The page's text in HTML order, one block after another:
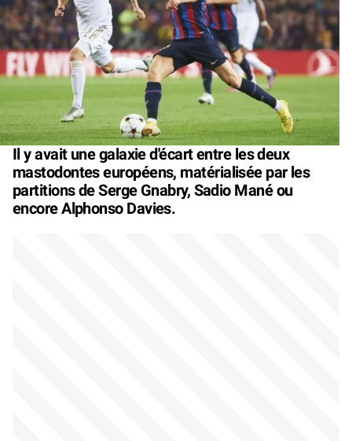
Il y avait une galaxie d'écart entre les deux
mastodontes européens, matérialisée par les
partitions de Serge Gnabry, Sadio Mané ou
encore Alphonso Davies.